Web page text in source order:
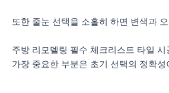
또한 줄눈 선택을 소홀히 하면 변색과
주방 리모델링 필수 체크리스트 타일 시
가장 중요한 부분은 초기 선택의 정확성